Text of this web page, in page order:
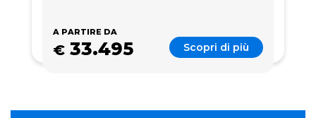
A PARTIRE DA
€ 33.495 Scopri di più